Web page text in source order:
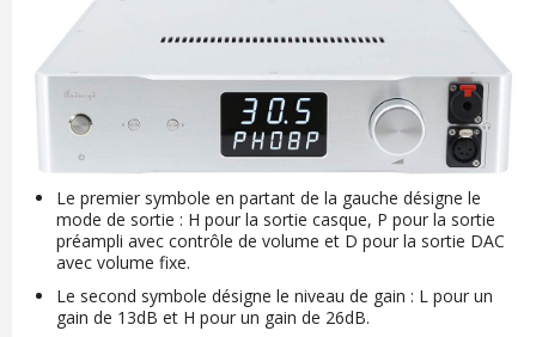
Le premier symbole en partant de la gauche désigne le
mode de sortie : H pour la sortie casque, P pour la sortie
préampli avec contrôle de volume et D pour la sortie DAC
avec volume fixe.
Le second symbole désigne le niveau de gain : L pour un
gain de 13dB et H pour un gain de 26dB.